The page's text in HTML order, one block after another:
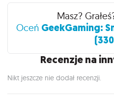
Recenzje
Masz?
Oceń GeekGaming:
Recenzje na
Nikt jeszcze nie dodał recenzji.